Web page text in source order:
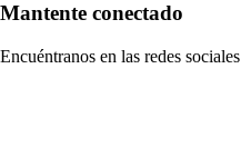
Mantente conectado
Encuéntranos en las redes sociales